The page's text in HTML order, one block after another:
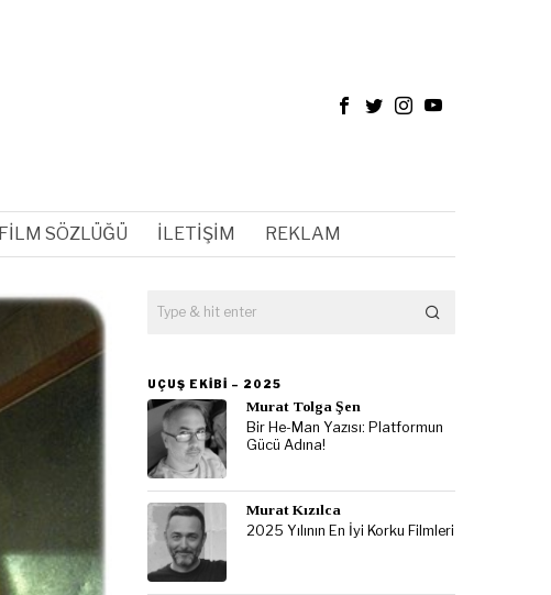
FILM SÖZLÜĞÜ İLETIŞIM REKLAM
UÇUŞ EKIBI – 2025
Murat Tolga Şen
Bir He-Man Yazısı: Platformun
Gücü Adına!
Murat Kızılca
2025 Yılının En İyi Korku Filmleri